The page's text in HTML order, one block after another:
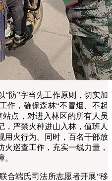
”字当先工作原则，切实加
作，确保森林“不冒烟、不起
点，对进入林区的所有人员
，严禁火种进山入林，值班人
用火行为。同时，百名干部放
巡查工作，充实一线力量，
端氏司法所志愿者开展“移